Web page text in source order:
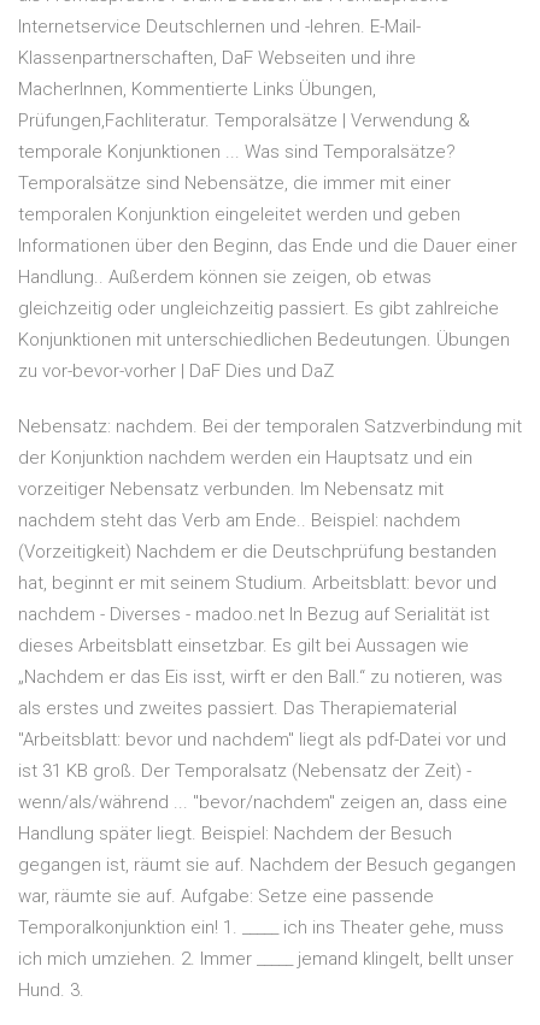
Internetservice Deutschlernen und -lehren. E-Mail-
Klassenpartnerschaften, DaF Webseiten und ihre
MacherInnen, Kommentierte Links Übungen,
Prüfungen,Fachliteratur. Temporalsätze | Verwendung &
temporale Konjunktionen ... Was sind Temporalsätze?
Temporalsätze sind Nebensätze, die immer mit einer
temporalen Konjunktion eingeleitet werden und geben
Informationen über den Beginn, das Ende und die Dauer einer
Handlung.. Außerdem können sie zeigen, ob etwas
gleichzeitig oder ungleichzeitig passiert. Es gibt zahlreiche
Konjunktionen mit unterschiedlichen Bedeutungen. Übungen
zu vor-bevor-vorher | DaF Dies und DaZ
Nebensatz: nachdem. Bei der temporalen Satzverbindung mit
der Konjunktion nachdem werden ein Hauptsatz und ein
vorzeitiger Nebensatz verbunden. Im Nebensatz mit
nachdem steht das Verb am Ende.. Beispiel: nachdem
(Vorzeitigkeit) Nachdem er die Deutschprüfung bestanden
hat, beginnt er mit seinem Studium. Arbeitsblatt: bevor und
nachdem - Diverses - madoo.net In Bezug auf Serialität ist
dieses Arbeitsblatt einsetzbar. Es gilt bei Aussagen wie
„Nachdem er das Eis isst, wirft er den Ball.“ zu notieren, was
als erstes und zweites passiert. Das Therapiematerial
"Arbeitsblatt: bevor und nachdem" liegt als pdf-Datei vor und
ist 31 KB groß. Der Temporalsatz (Nebensatz der Zeit) -
wenn/als/während ... "bevor/nachdem" zeigen an, dass eine
Handlung später liegt. Beispiel: Nachdem der Besuch
gegangen ist, räumt sie auf. Nachdem der Besuch gegangen
war, räumte sie auf. Aufgabe: Setze eine passende
Temporalkonjunktion ein! 1. _____ ich ins Theater gehe, muss
ich mich umziehen. 2. Immer _____ jemand klingelt, bellt unser
Hund. 3.